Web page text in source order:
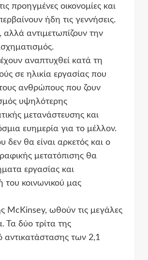
προηγμένες οικονομίες και
ήδη τις γεννήσεις.
αντιμετωπίζουν την
αναπτυχθεί κατά τη
σε ηλικία εργασίας που
ανθρώπους που ζουν
υψηλότερης
μετανάστευσης και
ευημερία για το μέλλον.
θα είναι αρκετός και ο
μετατόπισης θα
εργασίας και
κοινωνικού μας
McKinsey, ωθούν τις μεγάλες
Τα δύο τρίτα της
των 2,1